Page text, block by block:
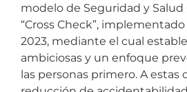
modelo de Seguridad y Salud
“Cross Check”,
2023, mediante el cual
ambiciosas y un enfoque
las personas primero. A estas